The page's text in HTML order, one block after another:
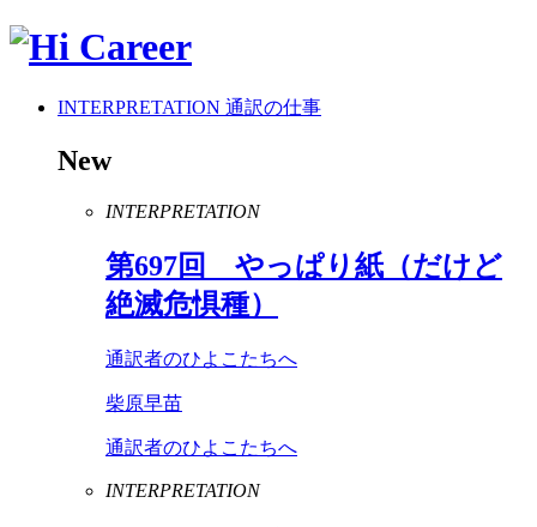
INTERPRETATION 通訳の仕事
New
INTERPRETATION
第697回 やっぱり紙（だけど
絶滅危惧種）
通訳者のひよこたちへ
柴原早苗
通訳者のひよこたちへ
INTERPRETATION